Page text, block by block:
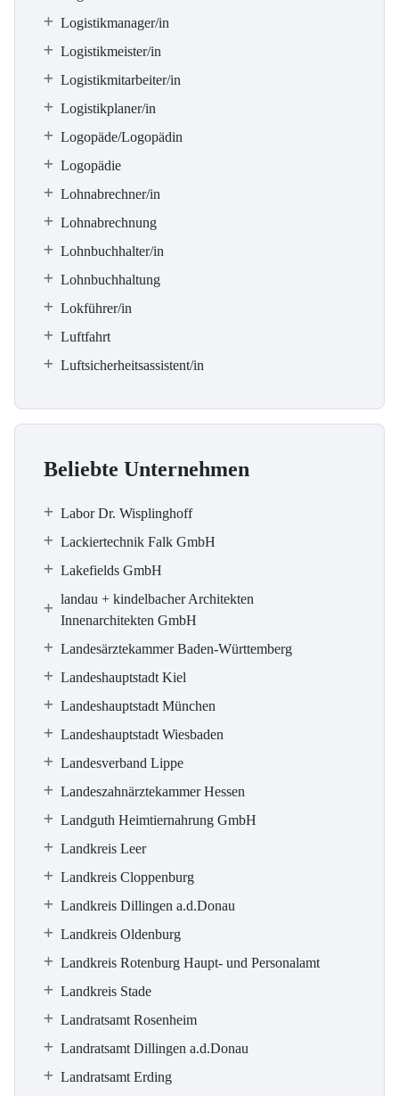
Logistikmanager/in
Logistikmeister/in
Logistikmitarbeiter/in
Logistikplaner/in
Logopäde/Logopädin
Logopädie
Lohnabrechner/in
Lohnabrechnung
Lohnbuchhalter/in
Lohnbuchhaltung
Lokführer/in
Luftfahrt
Luftsicherheitsassistent/in
Beliebte Unternehmen
Labor Dr. Wisplinghoff
Lackiertechnik Falk GmbH
Lakefields GmbH
landau + kindelbacher Architekten
Innenarchitekten GmbH
Landesärztekammer Baden-Württemberg
Landeshauptstadt Kiel
Landeshauptstadt München
Landeshauptstadt Wiesbaden
Landesverband Lippe
Landeszahnärztekammer Hessen
Landguth Heimtiernahrung GmbH
Landkreis Leer
Landkreis Cloppenburg
Landkreis Dillingen a.d.Donau
Landkreis Oldenburg
Landkreis Rotenburg Haupt- und Personalamt
Landkreis Stade
Landratsamt Rosenheim
Landratsamt Dillingen a.d.Donau
Landratsamt Erding